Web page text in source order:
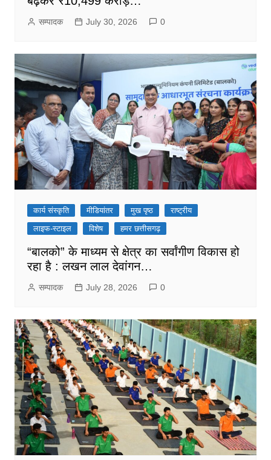
सम्पादक July 30, 2026 0
कार्य संस्कृति मीडियांतर मुख पृष्ठ
राष्ट्रीय
लाइफ-स्टाइल
विशेष हमर छत्तीसगढ़
“बालको” के माध्यम से क्षेत्र का सर्वांगीण विकास हो
रहा है : लखन लाल देवांगन…
सम्पादक July 28, 2026 0